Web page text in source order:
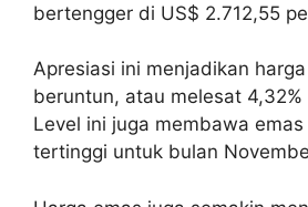
bertengger di US$ 2.712,55
Apresiasi ini menjadikan
beruntun, atau melesat
Level ini juga membawa emas
tertinggi untuk bulan